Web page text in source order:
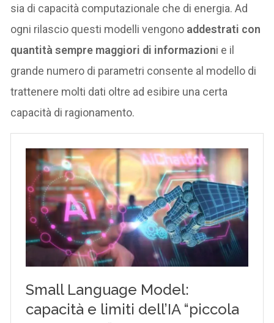
sia di capacità computazionale che di energia. Ad
ogni rilascio questi modelli vengono addestrati con
quantità sempre maggiori di informazioni e il
grande numero di parametri consente al modello di
trattenere molti dati oltre ad esibire una certa
capacità di ragionamento.